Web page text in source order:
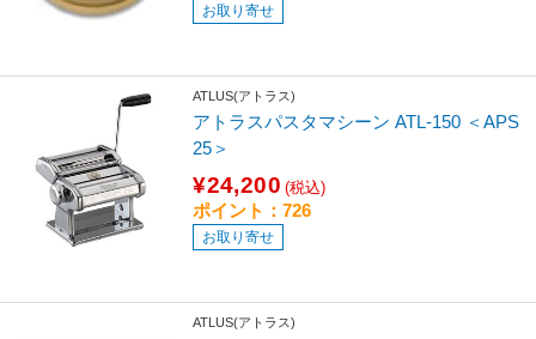
お取り寄せ
ATLUS(アトラス)
アトラスパスタマシーン ATL-150 ＜APS
25＞
¥24,200 (税込)
ポイント：726
お取り寄せ
ATLUS(アトラス)